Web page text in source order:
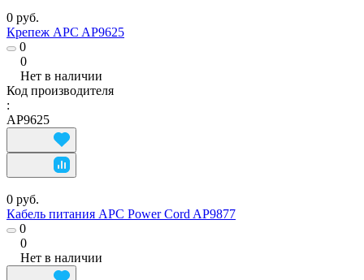
0 руб.
Крепеж APC AP9625
0
0
Нет в наличии
Код производителя
:
AP9625
0 руб.
Кабель питания APC Power Cord AP9877
0
0
Нет в наличии